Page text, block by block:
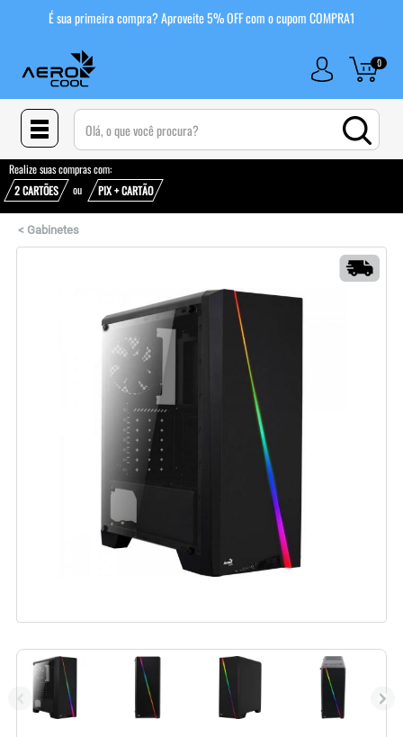
É sua primeira compra? Aproveite 5% OFF com o cupom COMPRA1
0
(pesquisar)
Realize suas compras com:
2 CARTÕES
ou PIX + CARTÃO
< Gabinetes